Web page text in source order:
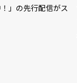
」の先行配信がス